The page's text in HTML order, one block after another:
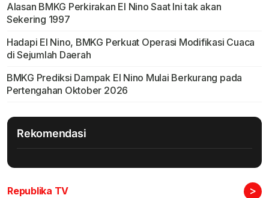
Alasan BMKG Perkirakan El Nino Saat Ini tak akan
Sekering 1997
Hadapi El Nino, BMKG Perkuat Operasi Modifikasi Cuaca
di Sejumlah Daerah
BMKG Prediksi Dampak El Nino Mulai Berkurang pada
Pertengahan Oktober 2026
Rekomendasi
Republika TV >